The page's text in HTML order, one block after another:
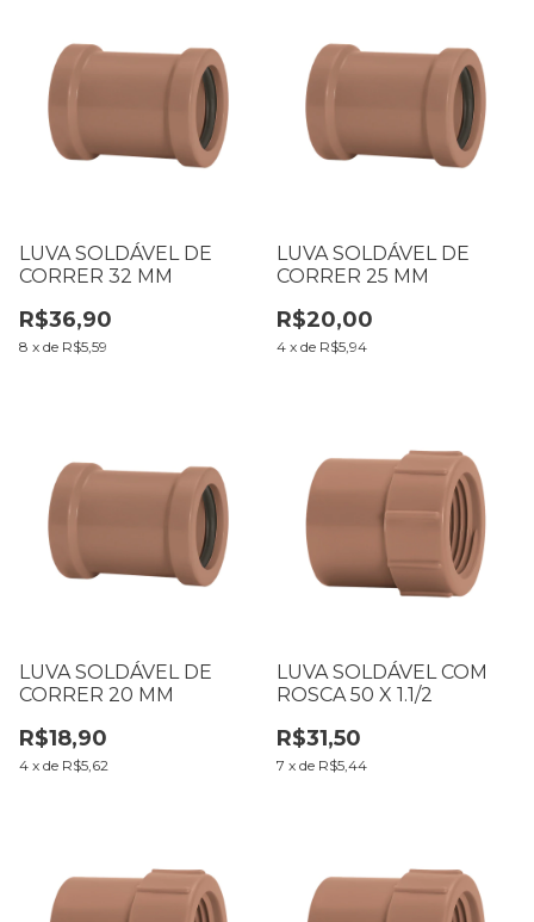
LUVA SOLDÁVEL DE
CORRER 32 MM
R$36,90
8 x de R$5,59
LUVA SOLDÁVEL DE
CORRER 25 MM
R$20,00
4 x de R$5,94
LUVA SOLDÁVEL DE
CORRER 20 MM
R$18,90
4 x de R$5,62
LUVA SOLDÁVEL COM
ROSCA 50 X 1.1/2
R$31,50
7 x de R$5,44